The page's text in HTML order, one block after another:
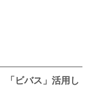
「ビバス」活用し